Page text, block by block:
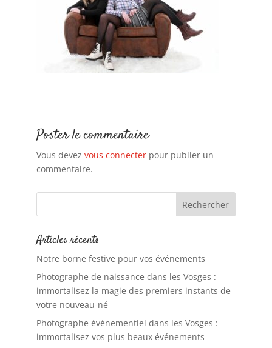
Poster le commentaire
Vous devez vous connecterpour publier un
commentaire.
Articles récents
Notre borne festive pour vos événements
Photographe de naissance dans les Vosges :
immortalisez la magie des premiers instants de
votre nouveau-né
Photographe événementiel dans les Vosges :
immortalisez vos plus beaux événements